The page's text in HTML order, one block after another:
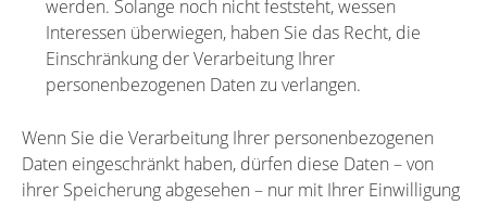
werden. Solange noch nicht feststeht, wessen
Interessen überwiegen, haben Sie das Recht, die
Einschränkung der Verarbeitung Ihrer
personenbezogenen Daten zu verlangen.
Wenn Sie die Verarbeitung Ihrer personenbezogenen
Daten eingeschränkt haben, dürfen diese Daten – von
ihrer Speicherung abgesehen – nur mit Ihrer Einwilligung